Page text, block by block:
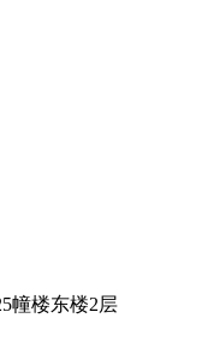
幢楼东楼2层